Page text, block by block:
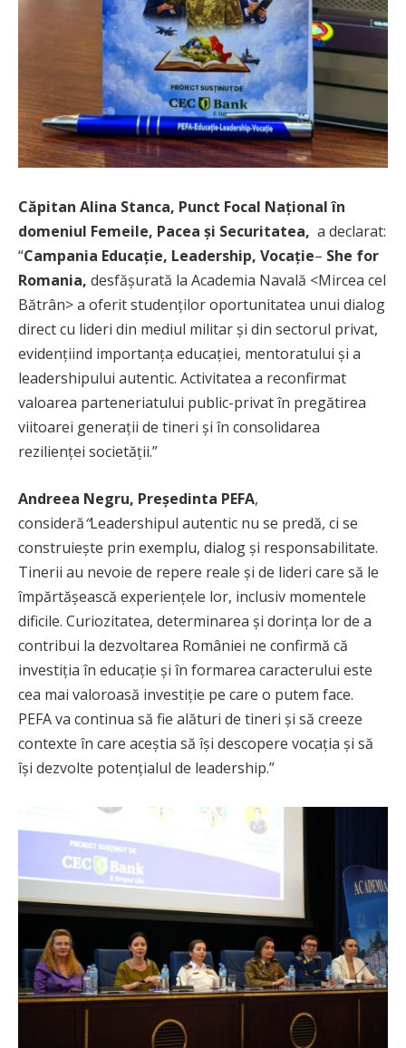
Căpitan Alina Stanca, Punct Focal Național în
domeniul Femeile, Pacea și Securitatea, a declarat:
“Campania Educație, Leadership, Vocație– She for
Romania, desfășurată la Academia Navală <Mircea cel
Bătrân> a oferit studenților oportunitatea unui dialog
direct cu lideri din mediul militar și din sectorul privat,
evidențiind importanța educației, mentoratului și a
leadershipului autentic. Activitatea a reconfirmat
valoarea parteneriatului public-privat în pregătirea
viitoarei generații de tineri și în consolidarea
rezilienței societății.”
Andreea Negru, Președinta PEFA,
consideră“Leadershipul autentic nu se predă, ci se
construiește prin exemplu, dialog și responsabilitate.
Tinerii au nevoie de repere reale și de lideri care să le
împărtășească experiențele lor, inclusiv momentele
dificile. Curiozitatea, determinarea și dorința lor de a
contribui la dezvoltarea României ne confirmă că
investiția în educație și în formarea caracterului este
cea mai valoroasă investiție pe care o putem face.
PEFA va continua să fie alături de tineri și să creeze
contexte în care aceștia să își descopere vocația și să
își dezvolte potențialul de leadership.”